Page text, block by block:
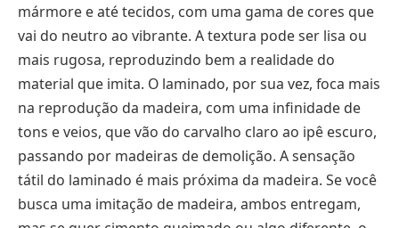
mármore e até tecidos, com uma gama de cores que
vai do neutro ao vibrante. A textura pode ser lisa ou
mais rugosa, reproduzindo bem a realidade do
material que imita. O laminado, por sua vez, foca mais
na reprodução da madeira, com uma infinidade de
tons e veios, que vão do carvalho claro ao ipê escuro,
passando por madeiras de demolição. A sensação
tátil do laminado é mais próxima da madeira. Se você
busca uma imitação de madeira, ambos entregam,